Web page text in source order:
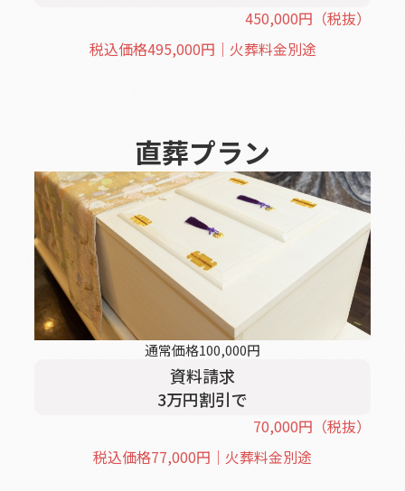
450,000円 （税抜）
税込価格495,000円｜火葬料金別途
直葬プラン
通常価格100,000円
資料請求
3万円割引で
70,000円 （税抜）
税込価格77,000円｜火葬料金別途